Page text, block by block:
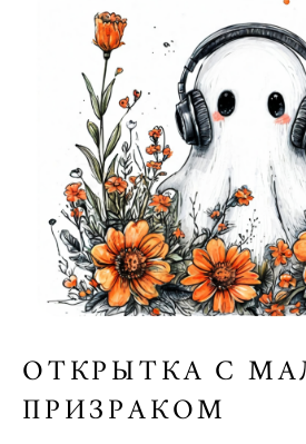
ОТКРЫТКА С
ПРИЗРАКОМ